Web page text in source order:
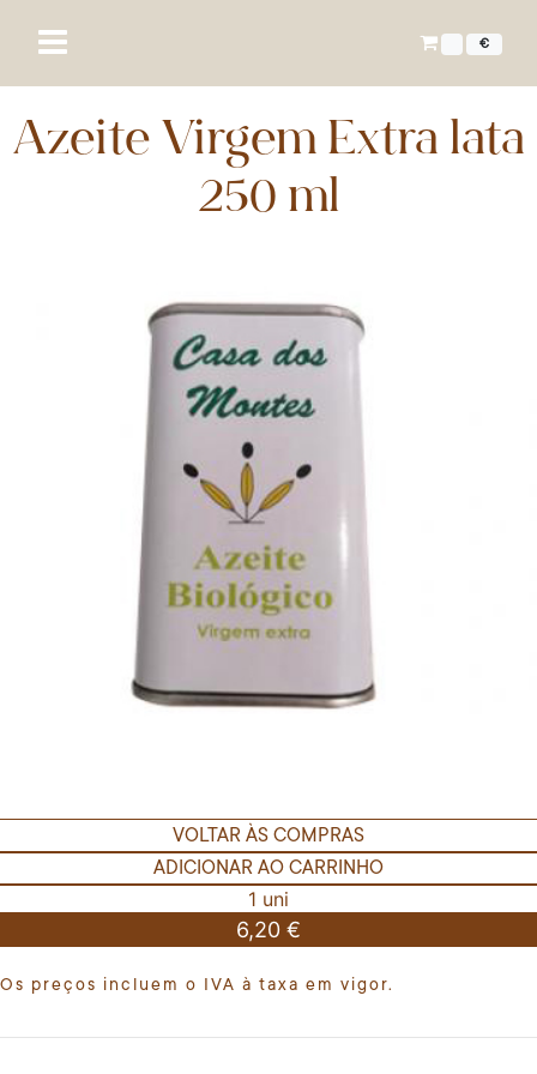
€
Azeite Virgem Extra lata
250 ml
VOLTAR ÀS COMPRAS
ADICIONAR AO CARRINHO
1 uni
6,20 €
Os preços incluem o IVA à taxa em vigor.